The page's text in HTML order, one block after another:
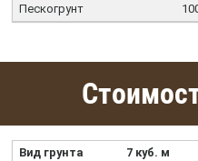
Пескогрунт
Вид грунта 7 куб. м